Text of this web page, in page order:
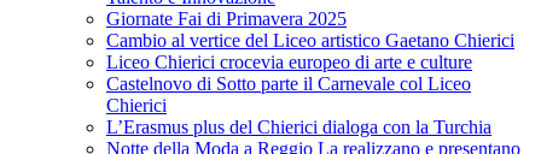
Giornate Fai di Primavera 2025
Cambio al vertice del Liceo artistico Gaetano Chierici
Liceo Chierici crocevia europeo di arte e culture
Castelnovo di Sotto parte il Carnevale col Liceo
Chierici
L’Erasmus plus del Chierici dialoga con la Turchia
Notte della Moda a Reggio La realizzano e presentano